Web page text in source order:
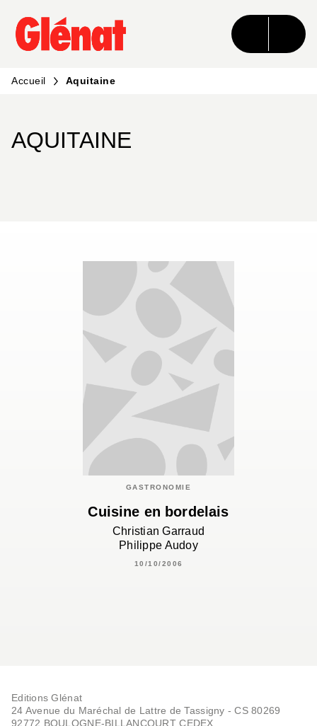
MENU RECHERCHE CONTENU
PIED DE PAGE
Accueil Aquitaine
AQUITAINE
GASTRONOMIE
Cuisine en bordelais
Christian Garraud
Philippe Audoy
10/10/2006
Editions Glénat
24 Avenue du Maréchal de Lattre de Tassigny - CS 80269
92772 BOULOGNE-BILLANCOURT CEDEX